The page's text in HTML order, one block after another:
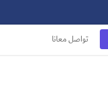
تواصل معانا